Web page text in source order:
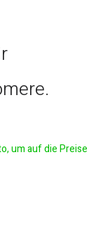
um auf die Preise